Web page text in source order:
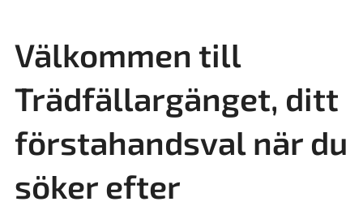
Välkommen till
Trädfällargänget, ditt
förstahandsval när du
söker efter